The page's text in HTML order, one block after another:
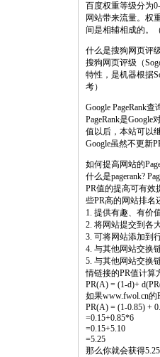
百度权重等级分为
网站带来流量。权
间是相辅相成的。
什么是搜狗网页评
搜狗网页评级（
特性，是机器根据
考）
Google PageRank查
PageRank是
值以后，本站可以
Google虽然不更新
如何提高网站的
什么是pagerank?
PR值的提高可有效
些PR高的网站排名
1. 提供有趣、有价
2. 将网站提交到各
3. 可将网站添加到
4. 与其他网站交换
5. 与其他网站交换
情链接的PR值计算
PR(A) = (1-d)+
如果www.fwol.cn
PR(A) = (1-0.85) +
=0.15+0.85*6
=0.15+5.10
=5.25
那么你就会获得